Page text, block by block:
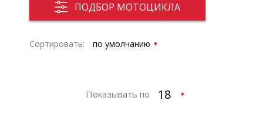
ПОДБОР МОТОЦИКЛА
Сортировать:
Показывать по